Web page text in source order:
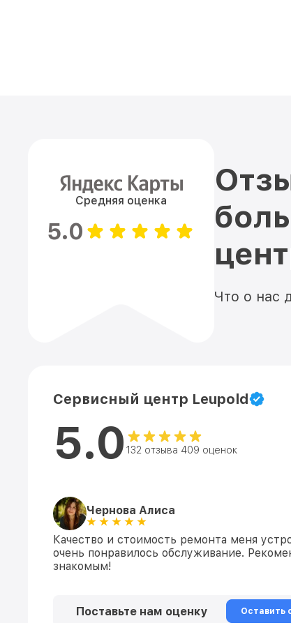
Средняя оценка
5.0
Что о нас
Сервисный центр Leupold
5.0 132 отзыва 409 оценок
Чернова Алиса
Качество и стоимость ремонта меня
очень понравилось обслуживание.
знакомым!
Поставьте нам оценку Оставить